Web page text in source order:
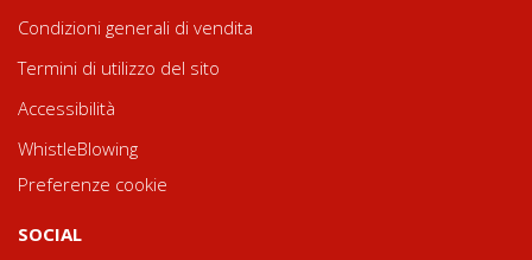
Condizioni generali di vendita
Termini di utilizzo del sito
Accessibilità
WhistleBlowing
Preferenze cookie
SOCIAL